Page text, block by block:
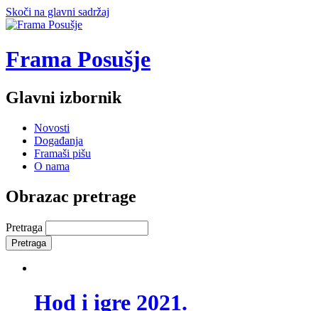
Skoči na glavni sadržaj
Frama Posušje
Glavni izbornik
Novosti
Događanja
Framaši pišu
O nama
Obrazac pretrage
Pretraga
Hod i igre 2021.